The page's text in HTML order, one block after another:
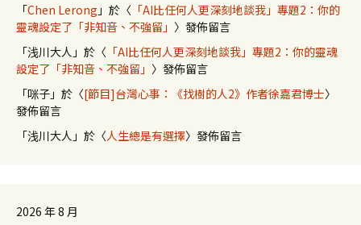
「Chen Lerong 」於〈 「AI比任何人更深刻地談我」專題2：你的
靈魂設定了「非知音、不強留」 〉發佈留言
「浅川大人 」於〈 「AI比任何人更深刻地談我」專題2：你的靈魂
設定了「非知音、不強留」 〉發佈留言
「咪子 」於〈[節目]台灣心事：《找樹的人2》作者徐嘉君博士〉
發佈留言
「浅川大人 」於〈人生總是有選擇〉發佈留言
2026 年 8 月